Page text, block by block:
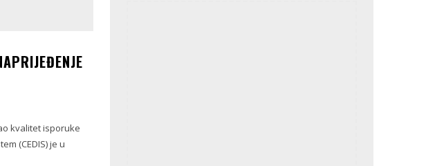
kvalitet isporuke
(CEDIS) je u